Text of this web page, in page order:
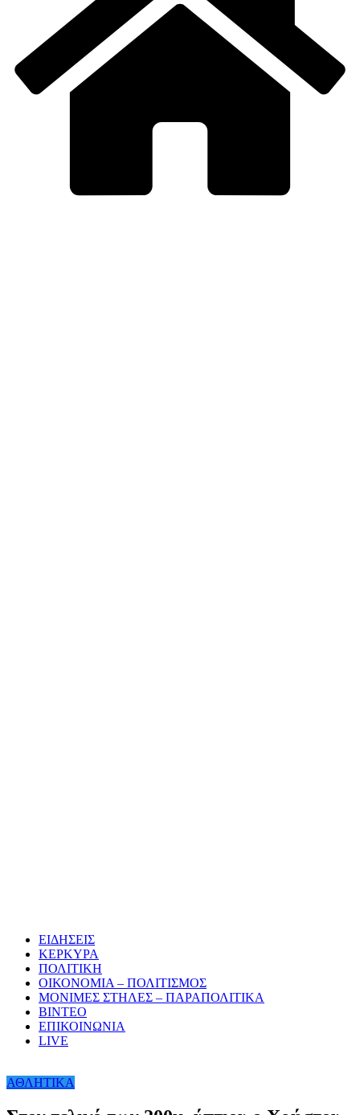
ΕΙΔΗΣΕΙΣ
ΚΕΡΚΥΡΑ
ΠΟΛΙΤΙΚΗ
ΟΙΚΟΝΟΜΙΑ – ΠΟΛΙΤΙΣΜΟΣ
ΜΟΝΙΜΕΣ ΣΤΗΛΕΣ – ΠΑΡΑΠΟΛΙΤΙΚΑ
ΒΙΝΤΕΟ
ΕΠΙΚΟΙΝΩΝΙΑ
LIVE
ΑΘΛΗΤΙΚΑ